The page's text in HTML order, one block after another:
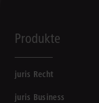
Produkte
juris Recht
juris Business